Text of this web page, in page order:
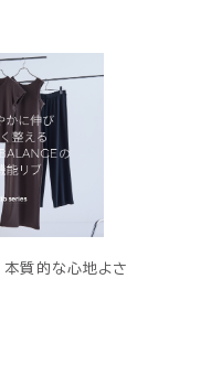
本質的な心地よさ